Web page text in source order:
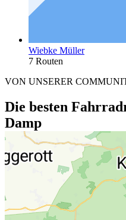
Wiebke Müller
7 Routen
VON UNSERER
Die besten
Damp